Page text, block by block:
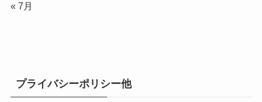
« 7月
プライバシーポリシー他